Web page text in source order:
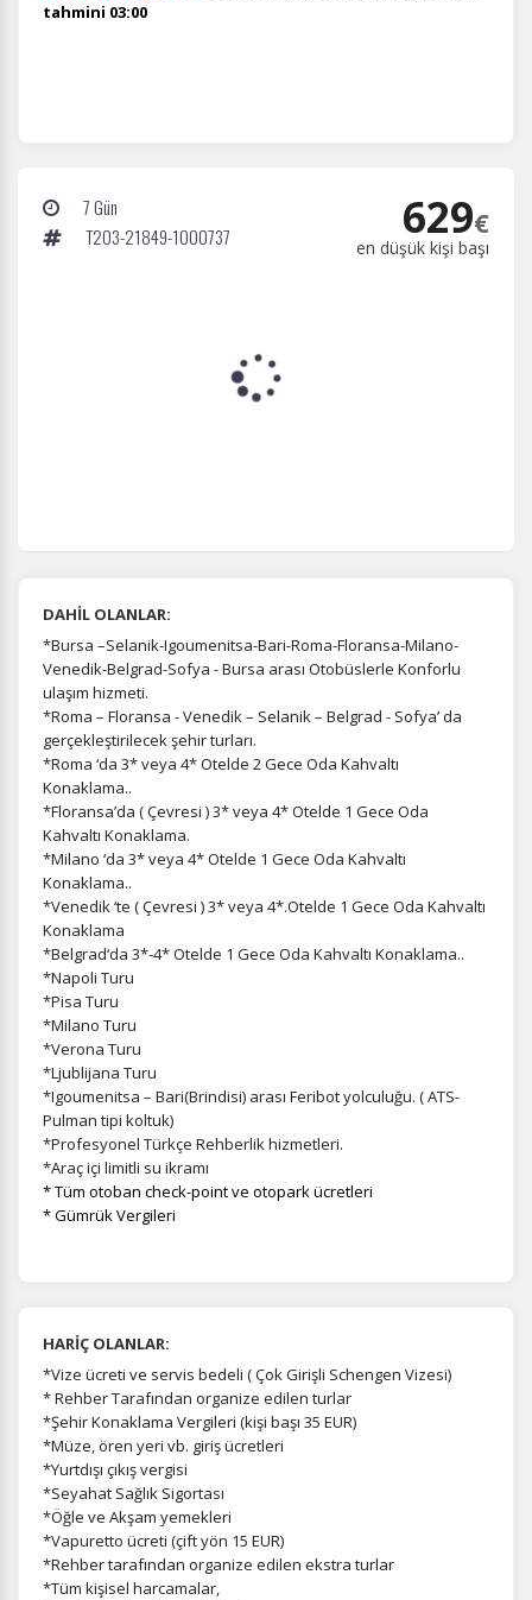
tahmini 03:00
7 Gün
T203-21849-1000737
629€
en düşük kişi başı
DAHİL OLANLAR:
*Bursa –Selanik-Igoumenitsa-Bari-Roma-Floransa-Milano-
Venedik-Belgrad-Sofya - Bursa arası Otobüslerle Konforlu
ulaşım hizmeti.
*Roma – Floransa - Venedik – Selanik – Belgrad - Sofya’ da
gerçekleştirilecek şehir turları.
*Roma ‘da 3* veya 4* Otelde 2 Gece Oda Kahvaltı
Konaklama..
*Floransa’da ( Çevresi ) 3* veya 4* Otelde 1 Gece Oda
Kahvaltı Konaklama.
*Milano ‘da 3* veya 4* Otelde 1 Gece Oda Kahvaltı
Konaklama..
*Venedik ‘te ( Çevresi ) 3* veya 4*.Otelde 1 Gece Oda Kahvaltı
Konaklama
*Belgrad‘da 3*-4* Otelde 1 Gece Oda Kahvaltı Konaklama..
*Napoli Turu
*Pisa Turu
*Milano Turu
*Verona Turu
*Ljublijana Turu
*Igoumenitsa – Bari(Brindisi) arası Feribot yolculuğu. ( ATS-
Pulman tipi koltuk)
*Profesyonel Türkçe Rehberlik hizmetleri.
*Araç içi limitli su ikramı
* Tüm otoban check-point ve otopark ücretleri
* Gümrük Vergileri
HARİÇ OLANLAR:
*Vize ücreti ve servis bedeli ( Çok Girişli Schengen Vizesi)
* Rehber Tarafından organize edilen turlar
*Şehir Konaklama Vergileri (kişi başı 35 EUR)
*Müze, ören yeri vb. giriş ücretleri
*Yurtdışı çıkış vergisi
*Seyahat Sağlık Sigortası
*Öğle ve Akşam yemekleri
*Vapuretto ücreti (çift yön 15 EUR)
*Rehber tarafından organize edilen ekstra turlar
*Tüm kişisel harcamalar,